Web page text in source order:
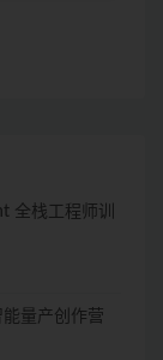
全栈工程师训
量产创作营